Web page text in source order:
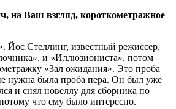
на Ваш взгляд, короткометражное
Йос Стеллинг, известный режиссер,
и «Иллюзиониста», потом
«Зал ожидания». Это проба
нужна была проба пера. Он был уже
и снял новеллу для сборника по
что ему было интересно.